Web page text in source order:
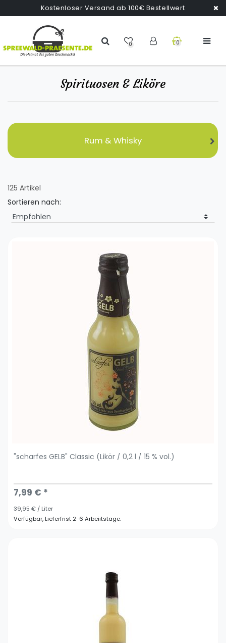
Kostenloser Versand ab 100€ Bestellwert
0 0
Spirituosen & Liköre
Rum & Whisky
125 Artikel
Sortieren nach:
"scharfes GELB" Classic (Likör / 0,2 l / 15 % vol.)
7,99 € *
39,95 € / Liter
Verfügbar, Lieferfrist 2-6 Arbeiitstage.